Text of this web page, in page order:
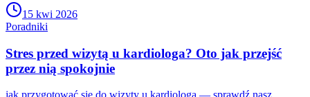
15 kwi 2026
Poradniki
Stres przed wizytą u kardiologa? Oto jak przejść
przez nią spokojnie